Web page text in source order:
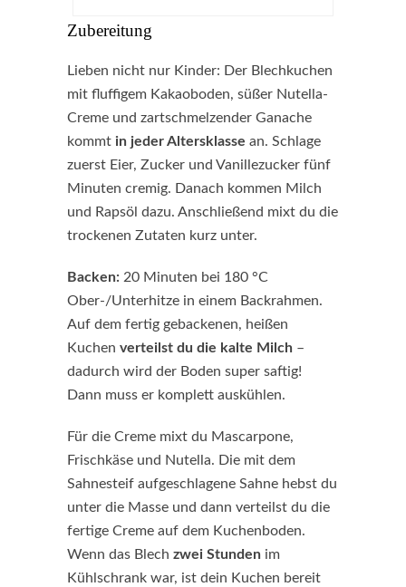
Zubereitung
Lieben nicht nur Kinder: Der Blechkuchen
mit fluffigem Kakaoboden, süßer Nutella-
Creme und zartschmelzender Ganache
kommt in jeder Altersklasse an. Schlage
zuerst Eier, Zucker und Vanillezucker fünf
Minuten cremig. Danach kommen Milch
und Rapsöl dazu. Anschließend mixt du die
trockenen Zutaten kurz unter.
Backen: 20 Minuten bei 180 °C
Ober-/Unterhitze in einem Backrahmen.
Auf dem fertig gebackenen, heißen
Kuchen verteilst du die kalte Milch –
dadurch wird der Boden super saftig!
Dann muss er komplett auskühlen.
Für die Creme mixt du Mascarpone,
Frischkäse und Nutella. Die mit dem
Sahnesteif aufgeschlagene Sahne hebst du
unter die Masse und dann verteilst du die
fertige Creme auf dem Kuchenboden.
Wenn das Blech zwei Stunden im
Kühlschrank war, ist dein Kuchen bereit